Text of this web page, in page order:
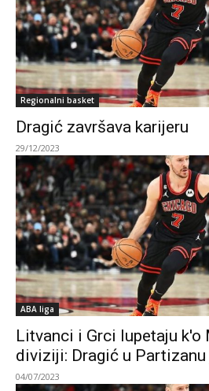
Regionalni basket
Dragić završava karijeru
29/12/2023
ABA liga
Litvanci i Grci lupetaju k'o
diviziji: Dragić u
04/07/2023